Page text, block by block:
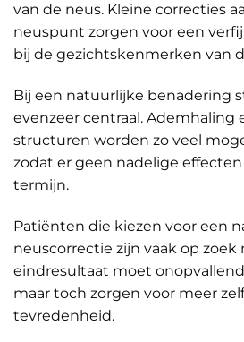
van de neus. Kleine correcties
neuspunt zorgen voor een
bij de gezichtskenmerken van
Bij een natuurlijke benadering
evenzeer centraal. Ademhaling
structuren worden zo veel
zodat er geen nadelige
termijn.
Patiënten die kiezen voor een
neuscorrectie zijn vaak op zoek
eindresultaat moet
maar toch zorgen voor meer
tevredenheid.